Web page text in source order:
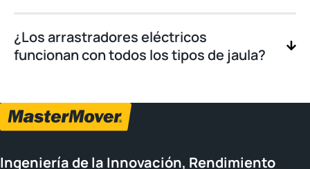
¿Los arrastradores eléctricos
funcionan con todos los tipos de jaula?
Ingeniería de la Innovación, Rendimiento